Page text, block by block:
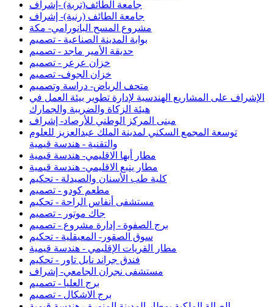
جامعة الطائف(تربة) -إشراف
جامعة الطائف (رنية)- إشراف
مشروع المسح البانورامي- مكة
بوابة المدينة الصناعية - تصميم
حديقة الأمير ماجد - تصميم
خزان عرعر - تصميم
خزان الجوف- تصميم
متحف الرياض- دراسة وتصميم
الإشراف على المشاريع الهندسية لإدارة تطوير بيئة العمل في
هيئة الزكاة والضريبة والجمارك
مبنى المركز الوطني للأرصاد- إشراف
توسعة المجمع السكني لمدينة الملك عبدالعزيز للعلوم
والتقنية - هندسة قيمية
مطار أبها الاقليمي- هندسة قيمية
مطار ينبع الاقليمي- هندسة قيمية
كلية طب الأسنان والصيدلة - تحكيم
مطعم كودو - تصميم
مستشفى أنفاس الراحة - تحكيم
جاك موتور - تصميم
برج الصفوة - إدارة مشروع - تصميم
سوق الصقور- المعيقلية - تحكيم
مطار القريات الإقليمي - هندسة قيمية
فندق جراند نايل تاور - تحكيم
مستشفى نجران الجامعي- إشراف
برج العليا - تصميم
برج الاشكال - تصميم